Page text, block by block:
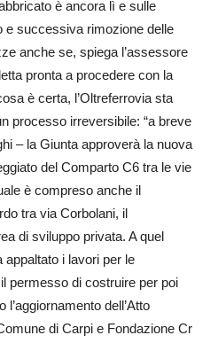
è ancora lì e sulle
e successiva rimozione delle
anche se, spiega l’assessore
pronta a procedere con la
è certa, l’Oltreferrovia sta
processo irreversibile: “a breve
– la Giunta approverà la nuova
del Comparto C6 tra le vie
è compreso anche il
tra via Corbolani, il
di sviluppo privata. A quel
appaltato i lavori per le
permesso di costruire per poi
l’aggiornamento dell’Atto
di Carpi e Fondazione Cr